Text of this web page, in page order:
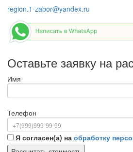
region.1-zabor@yandex.ru
Оставьте заявку на
Имя
Телефон
Я согласен(а) на обработку